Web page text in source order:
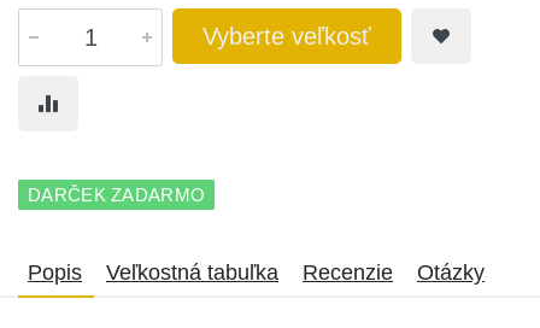
Vyberte veľkosť
DARČEK ZADARMO
Popis Veľkostná tabuľka Recenzie Otázky